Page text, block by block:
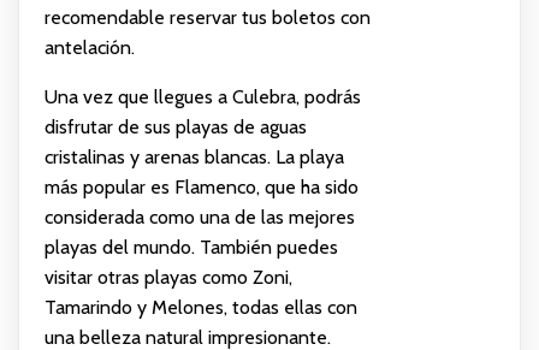
recomendable reservar tus boletos con
antelación.
Una vez que llegues a Culebra, podrás
disfrutar de sus playas de aguas
cristalinas y arenas blancas. La playa
más popular es Flamenco, que ha sido
considerada como una de las mejores
playas del mundo. También puedes
visitar otras playas como Zoni,
Tamarindo y Melones, todas ellas con
una belleza natural impresionante.